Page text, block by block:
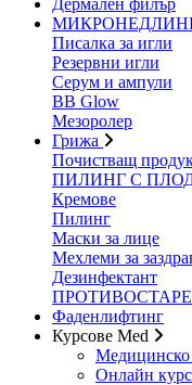
Дермален филър
Писалка за игли
Резервни игли
Серум и ампули
BB Glow
Мезоролер
Грижа
Почистващ
ПИЛИНГ С
Кремове
Пилинг
Маски за лице
Мехлеми за
Дезинфектант
Фаденлифтинг
Курсове Med
Медицинско
Онлайн